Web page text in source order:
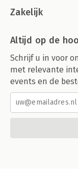
Zakelijk
Altijd op de
Schrijf u in voor
met relevante
events en de